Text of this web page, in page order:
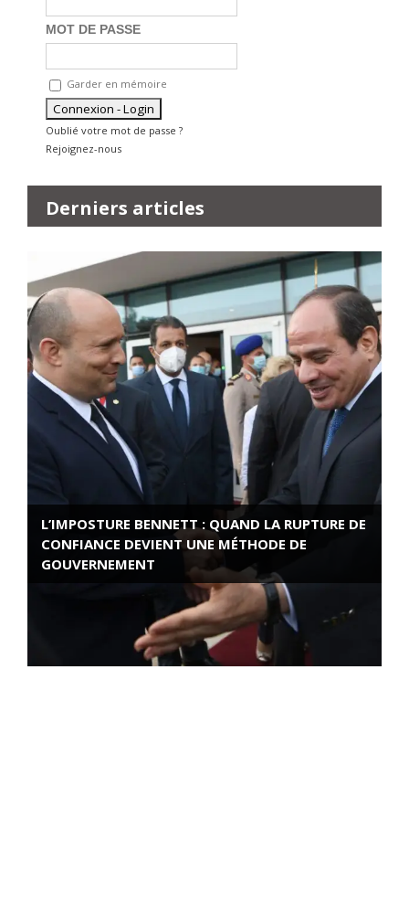
MOT DE PASSE
Garder en mémoire
Oublié votre mot de passe ?
Rejoignez-nous
Derniers articles
L’IMPOSTURE BENNETT : QUAND LA RUPTURE DE
CONFIANCE DEVIENT UNE MÉTHODE DE
GOUVERNEMENT
ROSE VALLAND, HEROÏNE DE LA RESISTANCE